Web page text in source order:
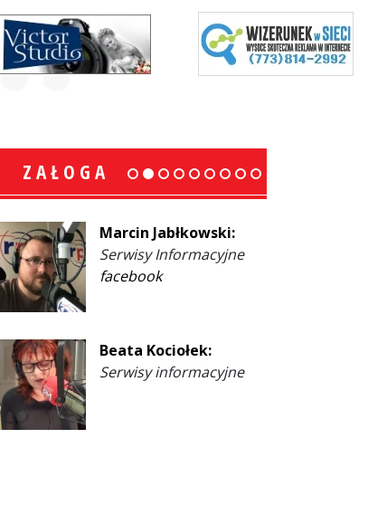
ZAŁOGA
Marcin Jabłkowski:
Serwisy Informacyjne
facebook
Beata Kociołek:
Serwisy informacyjne